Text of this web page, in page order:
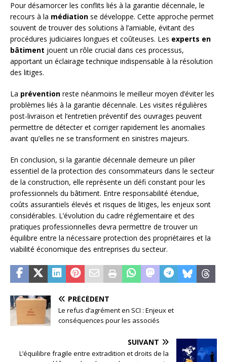
Pour désamorcer les conflits liés à la garantie décennale, le
recours à la médiation se développe. Cette approche permet
souvent de trouver des solutions à l’amiable, évitant des
procédures judiciaires longues et coûteuses. Les experts en
bâtiment jouent un rôle crucial dans ces processus,
apportant un éclairage technique indispensable à la résolution
des litiges.
La prévention reste néanmoins le meilleur moyen d’éviter les
problèmes liés à la garantie décennale. Les visites régulières
post-livraison et l’entretien préventif des ouvrages peuvent
permettre de détecter et corriger rapidement les anomalies
avant qu’elles ne se transforment en sinistres majeurs.
En conclusion, si la garantie décennale demeure un pilier
essentiel de la protection des consommateurs dans le secteur
de la construction, elle représente un défi constant pour les
professionnels du bâtiment. Entre responsabilité étendue,
coûts assurantiels élevés et risques de litiges, les enjeux sont
considérables. L’évolution du cadre réglementaire et des
pratiques professionnelles devra permettre de trouver un
équilibre entre la nécessaire protection des propriétaires et la
viabilité économique des entreprises du secteur.
PRÉCÉDENT
Le refus d’agrément en SCI : Enjeux et
conséquences pour les associés
SUIVANT
L’équilibre fragile entre extradition et droits de la